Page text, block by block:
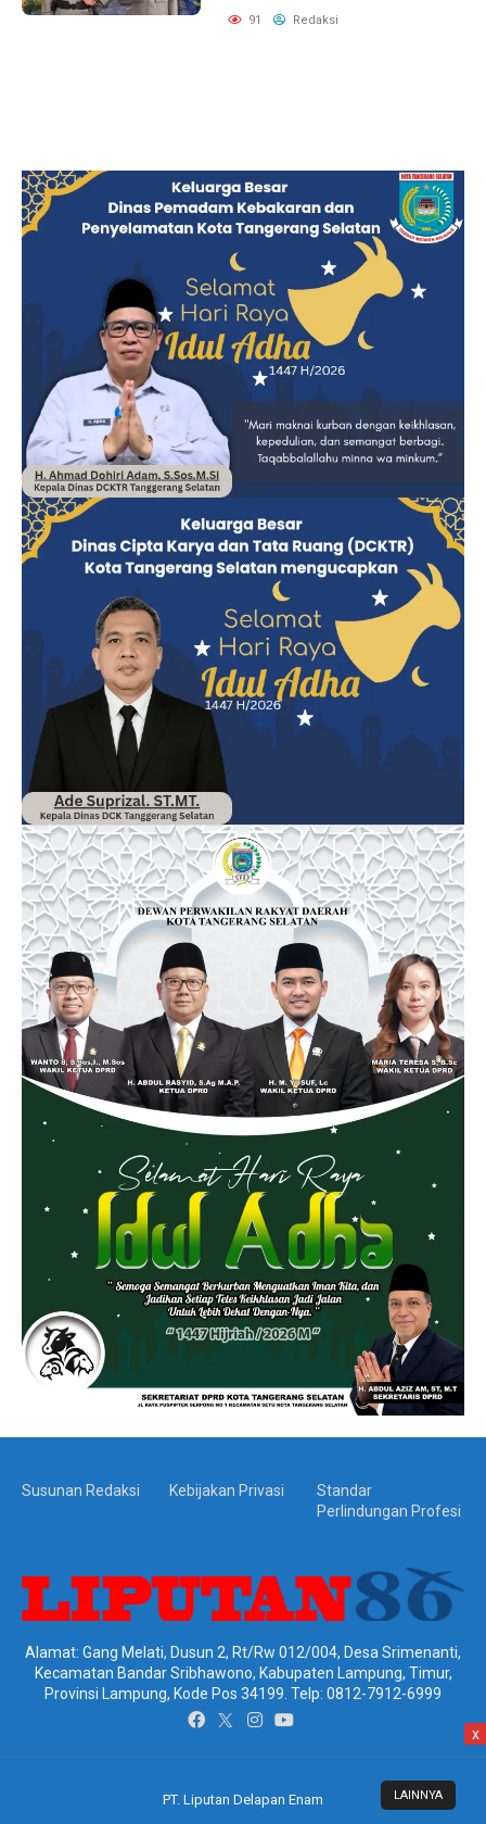
91 Redaksi
LAINNYA
Susunan Redaksi Kebijakan Privasi
Standar
Perlindungan Profesi
Alamat: Gang Melati, Dusun 2, Rt/Rw 012/004, Desa Srimenanti,
Kecamatan Bandar Sribhawono, Kabupaten Lampung, Timur,
Provinsi Lampung, Kode Pos 34199. Telp: 0812-7912-6999
PT. Liputan Delapan Enam
x